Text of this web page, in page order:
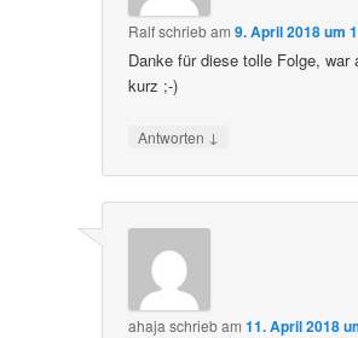
Ralfschriebam9. April 2018 um
Danke für diese tolle Folge, war
kurz ;-)
Antworten ↓
ahaja schriebam11. April 2018